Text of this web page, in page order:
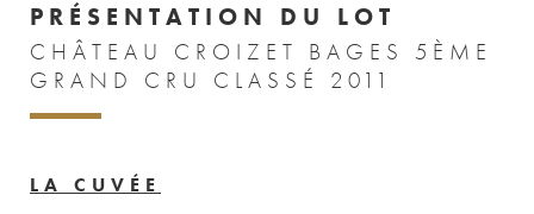
PRÉSENTATION DU LOT
CHÂTEAU CROIZET BAGES 5ÈME
GRAND CRU CLASSÉ 2011
LA CUVÉE